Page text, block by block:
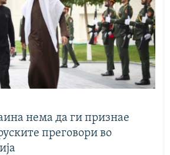
нема да ги признае
преговори во